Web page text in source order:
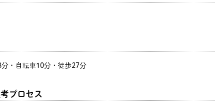
・自転車10分・徒歩27分
プロセス